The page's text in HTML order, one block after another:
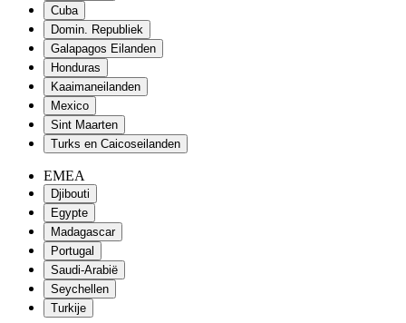
Cuba
Domin. Republiek
Galapagos Eilanden
Honduras
Kaaimaneilanden
Mexico
Sint Maarten
Turks en Caicoseilanden
EMEA
Djibouti
Egypte
Madagascar
Portugal
Saudi-Arabië
Seychellen
Turkije